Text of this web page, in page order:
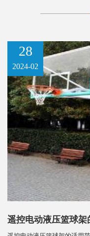
28
2024-02
遥控电动液压篮球架